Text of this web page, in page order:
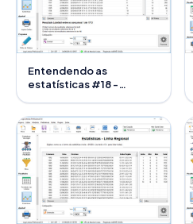
Entendendo as
estatísticas #18 -